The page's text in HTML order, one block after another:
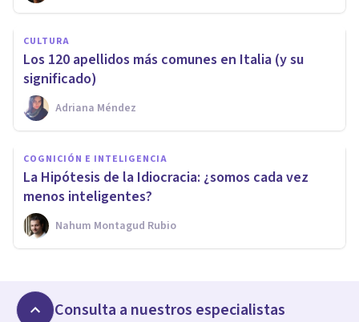
CULTURA
Los 120 apellidos más comunes en Italia (y su
significado)
Adriana Méndez
COGNICIÓN E INTELIGENCIA
La Hipótesis de la Idiocracia: ¿somos cada vez
menos inteligentes?
Nahum Montagud Rubio
Consulta a nuestros especialistas